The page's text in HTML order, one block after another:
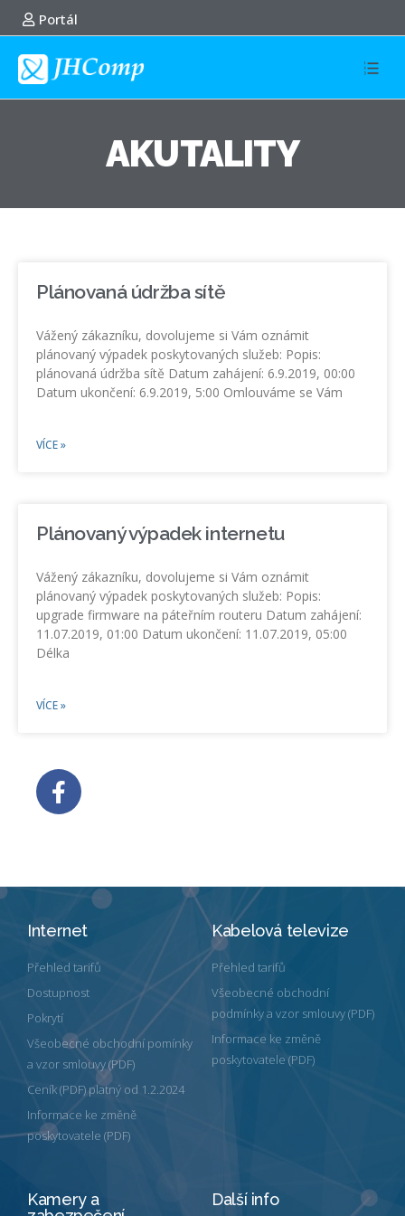
Portál
AKUTALITY
Plánovaná údržba sítě
Vážený zákazníku, dovolujeme si Vám oznámit
plánovaný výpadek poskytovaných služeb: Popis:
plánovaná údržba sítě Datum zahájení: 6.9.2019, 00:00
Datum ukončení: 6.9.2019, 5:00 Omlouváme se Vám
VÍCE »
Plánovaný výpadek internetu
Vážený zákazníku, dovolujeme si Vám oznámit
plánovaný výpadek poskytovaných služeb: Popis:
upgrade firmware na páteřním routeru Datum zahájení:
11.07.2019, 01:00 Datum ukončení: 11.07.2019, 05:00
Délka
VÍCE »
Internet
Přehled tarifů
Dostupnost
Pokrytí
Všeobecné obchodní pomínky
a vzor smlouvy (PDF)
Ceník (PDF) platný od 1.2.2024
Informace ke změně
poskytovatele (PDF)
Kabelová televize
Přehled tarifů
Všeobecné obchodní
podmínky a vzor smlouvy (PDF)
Informace ke změně
poskytovatele (PDF)
Kamery a
Další info